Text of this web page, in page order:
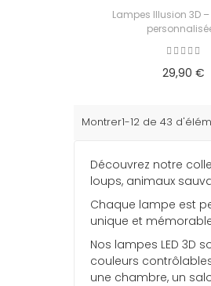
Lampes Illusion 3D
29,90 €
Montrer1-12 de 43
Découvrez notre
loups, animaux
Chaque lampe est
unique et
Nos lampes LED 3D
couleurs
une chambre, un